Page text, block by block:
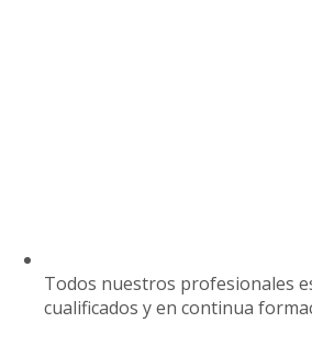
Todos nuestros profesionales
cualificados y en continua